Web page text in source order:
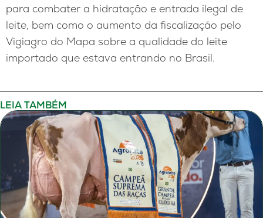
para combater a hidratação e entrada ilegal de
leite, bem como o aumento da fiscalização pelo
Vigiagro do Mapa sobre a qualidade do leite
importado que estava entrando no Brasil.
LEIA TAMBÉM